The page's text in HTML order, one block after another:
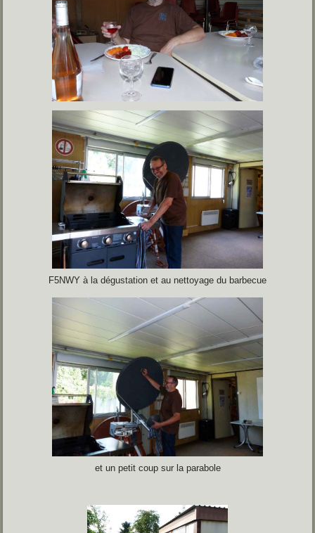
F5NWY à la dégustation et au nettoyage du barbecue
et un petit coup sur la parabole